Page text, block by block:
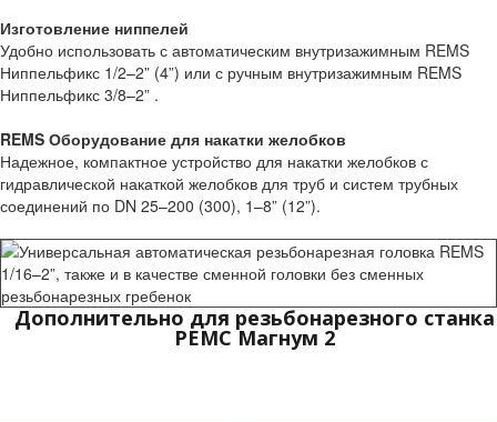
Изготовление ниппелей
Удобно использовать с автоматическим внутризажимным REMS
Ниппельфикс 1/2–2” (4”) или с ручным внутризажимным REMS
Ниппельфикс 3/8–2” .
REMS Оборудование для накатки желобков
Надежное, компактное устройство для накатки желобков с
гидравлической накаткой желобков для труб и систем трубных
соединений по DN 25–200 (300), 1–8” (12”).
Дополнительно для резьбонарезного станка
РЕМС Магнум 2